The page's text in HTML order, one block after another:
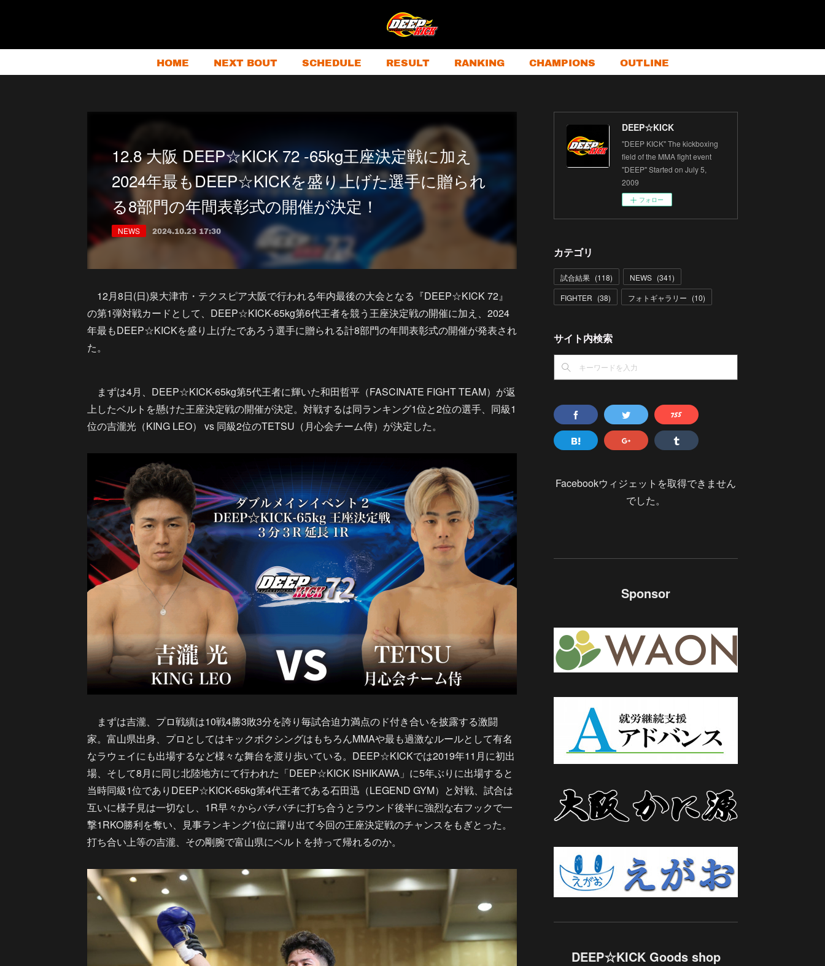
HOME NEXT BOUT SCHEDULE RESULT RANKING CHAMPIONS OUTLINE
12.8 大阪 DEEP☆KICK 72 -65kg王座決定戦に加え
2024年最もDEEP☆KICKを盛り上げた選手に贈られ
る8部門の年間表彰式の開催が決定！
NEWS 2024.10.23 17:30
12月8日(日)泉大津市・テクスピア大阪で行われる年内最後の大会となる『DEEP☆KICK 72』
の第1弾対戦カードとして、DEEP☆KICK-65kg第6代王者を競う王座決定戦の開催に加え、2024
年最もDEEP☆KICKを盛り上げたであろう選手に贈られる計8部門の年間表彰式の開催が発表され
た。
まずは4月、DEEP☆KICK-65kg第5代王者に輝いた和田哲平（FASCINATE FIGHT TEAM）が返
上したベルトを懸けた王座決定戦の開催が決定。対戦するは同ランキング1位と2位の選手、同級1
位の吉瀧光（KING LEO） vs 同級2位のTETSU（月心会チーム侍）が決定した。
まずは吉瀧、プロ戦績は10戦4勝3敗3分を誇り毎試合迫力満点のド付き合いを披露する激闘
家。富山県出身、プロとしてはキックボクシングはもちろんMMAや最も過激なルールとして有名
なラウェイにも出場するなど様々な舞台を渡り歩いている。DEEP☆KICKでは2019年11月に初出
場、そして8月に同じ北陸地方にて行われた「DEEP☆KICK ISHIKAWA」に5年ぶりに出場すると
当時同級1位でありDEEP☆KICK-65kg第4代王者である石田迅（LEGEND GYM）と対戦、試合は
互いに様子見は一切なし、1R早々からバチバチに打ち合うとラウンド後半に強烈な右フックで一
撃1RKO勝利を奪い、見事ランキング1位に躍り出て今回の王座決定戦のチャンスをもぎとった。
打ち合い上等の吉瀧、その剛腕で富山県にベルトを持って帰れるのか。
DEEP☆KICK
"DEEP KICK" The kickboxing
field of the MMA fight event
"DEEP" Started on July 5,
2009
フォロー
カテゴリ
試合結果 (118) NEWS (341)
FIGHTER (38) フォトギャラリー (10)
サイト内検索
Facebookウィジェットを取得できません
でした。
Sponsor
DEEP☆KICK Goods shop